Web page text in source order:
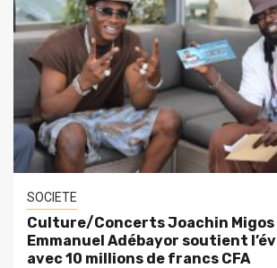
SOCIETE
Culture/Concerts Joachin Migos
Emmanuel Adébayor soutient
avec 10 millions de francs CFA